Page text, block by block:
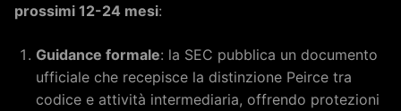
prossimi 12-24 mesi:
Guidance formale: la SEC pubblica un documento
ufficiale che recepisce la distinzione Peirce tra
codice e attività intermediaria, offrendo protezioni